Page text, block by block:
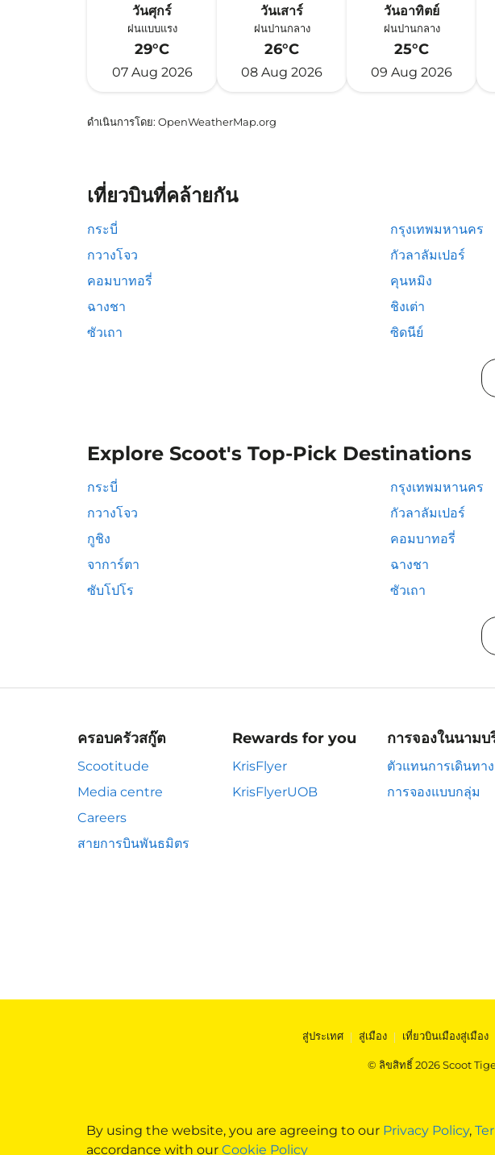
By using the website, you are agreeing to our Privacy Policy,
accordance with our Cookie Policy
วันศุกร์
ฝนแบบแรง
29°C
07 Aug 2026
วันเสาร์
ฝนปานกลาง
26°C
08 Aug 2026
วันอาทิตย์
ฝนปานกลาง
25°C
09 Aug 2026
ดำเนินการโดย: OpenWeatherMap.org
เที่ยวบินที่คล้ายกัน
กระบี่ กรุงเทพมหานคร
กวางโจว
กัวลาลัมเปอร์
คอมบาทอรี่
คุนหมิง
ฉางชา
ชิงเต่า
ซัวเถา
ซิดนีย์
Explore Scoot's Top-Pick Destinations
กระบี่ กรุงเทพมหานคร
กวางโจว
กัวลาลัมเปอร์
กูชิง
คอมบาทอรี่
จาการ์ตา
ฉางชา
ซับโปโร
ซัวเถา
ครอบครัวสกู๊ต
Scootitude
Media centre
Careers
สายการบินพันธมิตร
Rewards for you
KrisFlyer
KrisFlyerUOB
การจองในนาม
ตัวแทนการเดินทาง
การจองแบบกลุ่ม
สู่ประเทศ | สู่เมือง | เที่ยวบินเมืองสู่เมือง
© ลิขสิทธิ์ 2026 Scoot